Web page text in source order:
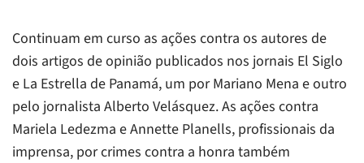
Continuam em curso as ações contra os autores de
dois artigos de opinião publicados nos jornais El Siglo
e La Estrella de Panamá, um por Mariano Mena e outro
pelo jornalista Alberto Velásquez. As ações contra
Mariela Ledezma e Annette Planells, profissionais da
imprensa, por crimes contra a honra também